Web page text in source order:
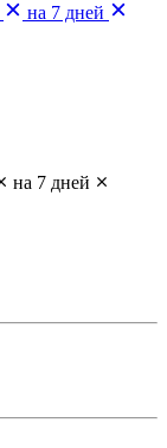
на 7 дней
на 7 дней